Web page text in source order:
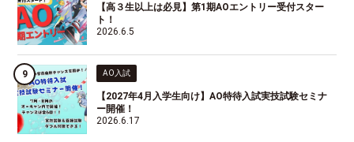
【高３生以上は必見】第1期AOエントリー受付スター
ト！
2026.6.5
AO入試
【2027年4月入学生向け】AO特待入試実技試験セミナ
ー開催！
2026.6.17